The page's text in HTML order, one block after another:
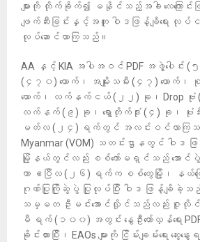
များကို တိုက်ခိုက်၍ မနိုင်သည့်အခါ လေကြောင်
ဖျက်ဆီးခြင်းနှင့်အတူ ဝါဒဖြန့်ချိရေး လုပ်ငန်း
လုပ်ဆောင်လာကြသည်။
AA နှင့် KIA အပါအဝင် PDF အဖွဲ့ပေါင်း (၅၀)
(၄၇၀) ယောက်၊ အမျိုးသမီး (၄၇) ယောက်၊
ယောက်၊ လက်နက်ငယ် (၂၂) ခု၊ Drop ​ဗုံ
လက်နက် (၉) ခု၊ ရှော့တိုက်ဒုံး (၄) ခု၊ ဗုံ
မတ်လ (၂၄) ရက်တွင် အလင်းဝင်လာကြသည်
Myanmar (VOM) သတင်းဌာနတွင် ဝါဒ ဖြ
မြို့နယ်တွင်လည်း စစ်ကော်မရှင်သည် အေ
ကာ ဧပြီလ (၂၆) ရက်က စစ်တွေမြို့၊ နယ်
ဂုဏ်ပြုကြိုဆွဲပွဲ ပြုလုပ်ပြီး ဝါဒ ဖြန့်ချိခဲ့သ
သမ္မတ ဦးမင်းအောင်လှိုင်သည်လည်း ဇူ
မီ ရက် (၁၀၀) အတွင်း နွေ​ဦးတော်လှန်ရေး
ခိုင်းထားပြီး၊ EAOs များကို ငြိမ်းချမ်းရေး ဆွ